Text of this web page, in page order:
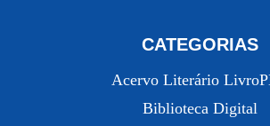
CATEGORIAS
Acervo Literário
Biblioteca Digital